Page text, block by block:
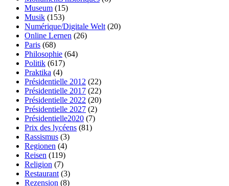
Museum (15)
Musik (153)
Numérique/Digitale Welt (20)
Online Lernen (26)
Paris (68)
Philosophie (64)
Politik (617)
Praktika (4)
Présidentielle 2012 (22)
Présidentielle 2017 (22)
Présidentielle 2022 (20)
Présidentielle 2027 (2)
Présidentielle2020 (7)
Prix des lycéens (81)
Rassismus (3)
Regionen (4)
Reisen (119)
Religion (7)
Restaurant (3)
Rezension (8)